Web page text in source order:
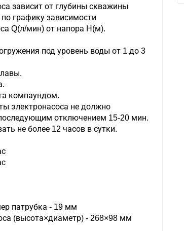
зависит от глубины скважины
графику зависимости
Q(л/мин) от напора H(м).
под уровень воды от 1 до 3
компаундом.
электронасоса не должно
отключением 15-20 мин.
не более 12 часов в сутки.
патрубка - 19 мм
(высота×диаметр) - 268×98 мм